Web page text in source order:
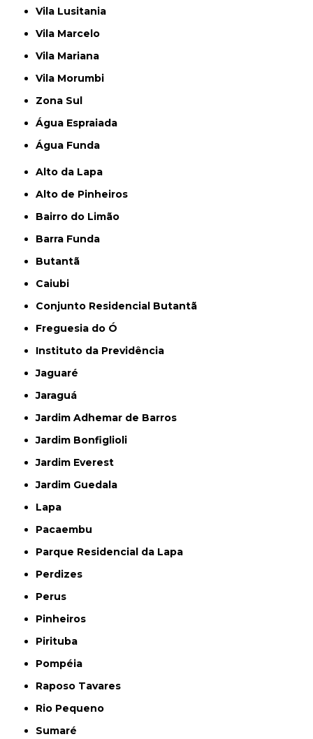
Vila Lusitania
Vila Marcelo
Vila Mariana
Vila Morumbi
Zona Sul
Água Espraiada
Água Funda
Alto da Lapa
Alto de Pinheiros
Bairro do Limão
Barra Funda
Butantã
Caiubi
Conjunto Residencial Butantã
Freguesia do Ó
Instituto da Previdência
Jaguaré
Jaraguá
Jardim Adhemar de Barros
Jardim Bonfiglioli
Jardim Everest
Jardim Guedala
Lapa
Pacaembu
Parque Residencial da Lapa
Perdizes
Perus
Pinheiros
Pirituba
Pompéia
Raposo Tavares
Rio Pequeno
Sumaré